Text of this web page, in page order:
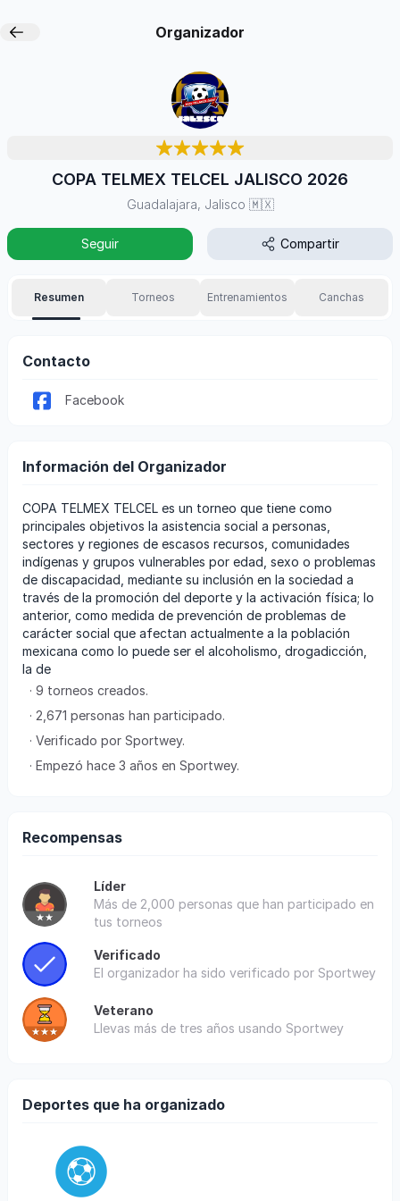
Organizador
COPA TELMEX TELCEL JALISCO 2026
Guadalajara, Jalisco 🇲🇽
Seguir Compartir
Resumen Torneos Entrenamientos Canchas
Contacto
Facebook
Información del Organizador
COPA TELMEX TELCEL es un torneo que tiene como
principales objetivos la asistencia social a personas,
sectores y regiones de escasos recursos, comunidades
indígenas y grupos vulnerables por edad, sexo o problemas
de discapacidad, mediante su inclusión en la sociedad a
través de la promoción del deporte y la activación física; lo
anterior, como medida de prevención de problemas de
carácter social que afectan actualmente a la población
mexicana como lo puede ser el alcoholismo, drogadicción,
la de
· 9 torneos creados.
· 2,671 personas han participado.
· Verificado por Sportwey.
· Empezó hace 3 años en Sportwey.
Recompensas
Líder
Más de 2,000 personas que han participado en
tus torneos
Verificado
El organizador ha sido verificado por Sportwey
Veterano
Llevas más de tres años usando Sportwey
Deportes que ha organizado